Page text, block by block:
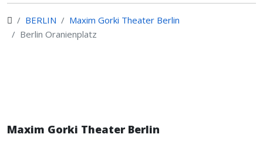
BERLIN
Maxim Gorki Theater Berlin
Berlin Oranienplatz
Maxim Gorki Theater Berlin